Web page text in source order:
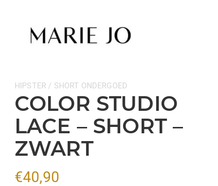
Categorieën:
HIPSTER / SHORT ONDERGOED
COLOR STUDIO
LACE – SHORT –
ZWART
€40,90